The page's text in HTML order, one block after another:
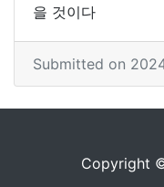
을 것이다
Submitted on
Copyright